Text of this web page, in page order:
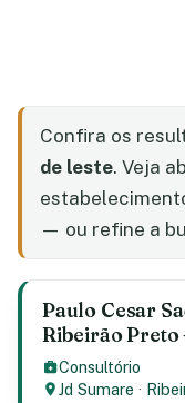
Confira os
de leste. Veja
— ou refine a
Paulo Cesar
Ribeirão Preto
Consultório
Jd Sumare ·